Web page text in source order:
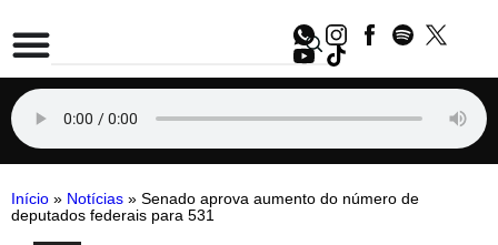
Início » Notícias » Senado aprova aumento do número de
deputados federais para 531